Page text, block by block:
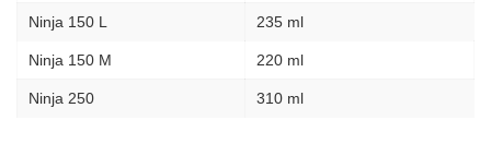
Ninja 150 L 235 ml
Ninja 150 M 220 ml
Ninja 250 310 ml